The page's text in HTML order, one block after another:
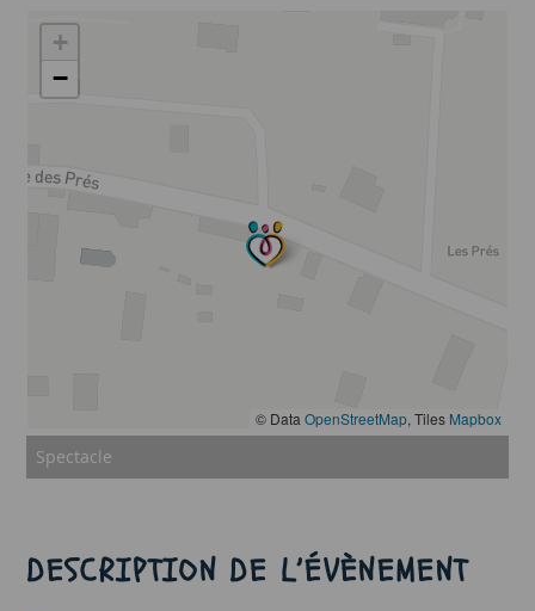
+
−
© Data OpenStreetMap, Tiles Mapbox
Spectacle
DESCRIPTION DE L’ÉVÈNEMENT